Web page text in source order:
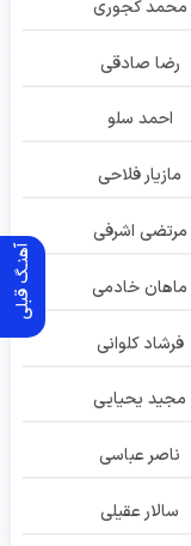
آهنـگ قبلی
محمد کجوری
رضا صادقی
احمد سلو
مازیار فلاحی
مرتضی اشرفی
ماهان خادمی
فرشاد کلوانی
مجید یحیایی
ناصر عباسی
سالار عقیلی